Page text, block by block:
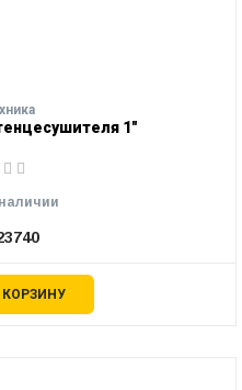
1"
КОРЗИНУ